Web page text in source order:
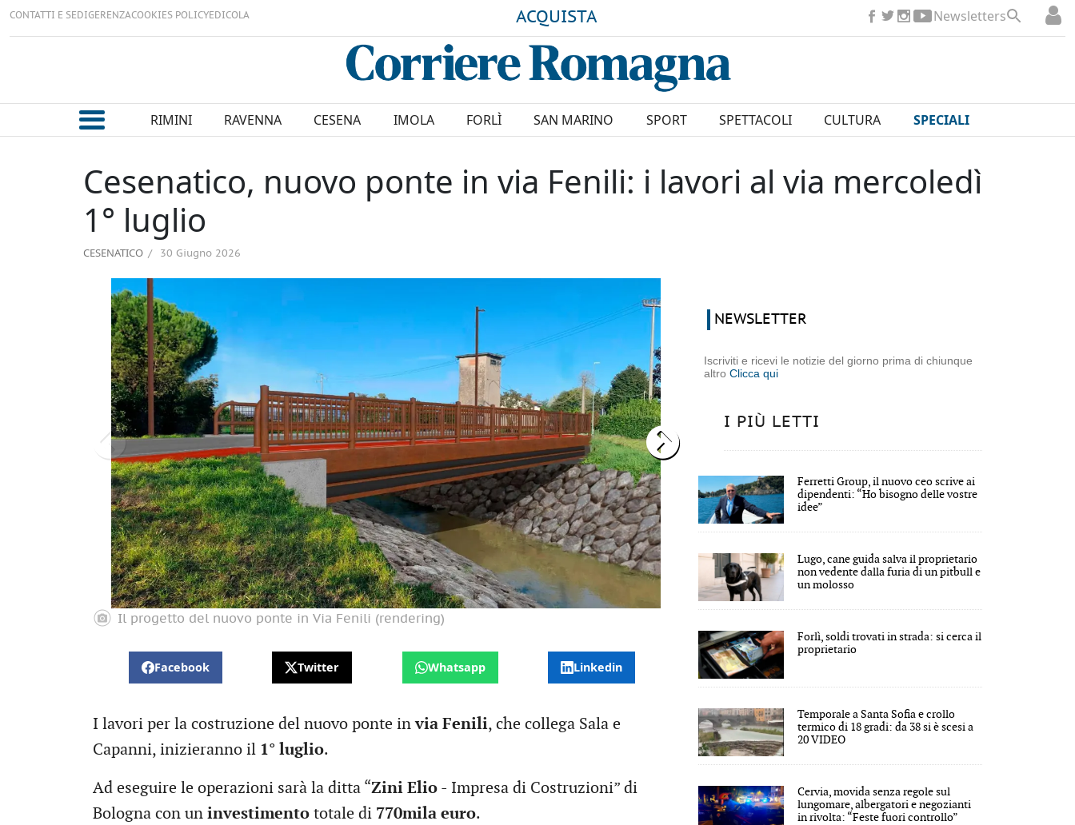
CONTATTI E SEDIGERENZACOOKIES POLICYEDICOLA ACQUISTA Newsletters
RIMINI RAVENNA CESENA IMOLA FORLÌ SAN MARINO SPORT SPETTACOLI CULTURA SPECIALI
Cesenatico, nuovo ponte in via Fenili: i lavori al via mercoledì
1° luglio
CESENATICO 30 Giugno 2026
Il progetto del nuovo ponte in Via Fenili (rendering)
Facebook Twitter Whatsapp Linkedin
I lavori per la costruzione del nuovo ponte invia Fenili, che collega Sala e
Capanni, inizieranno il 1° luglio.
Ad eseguire le operazioni sarà la ditta “Zini Elio - Impresa di Costruzioni” di
Bologna con un investimento totale di 770mila euro.
NEWSLETTER
Iscriviti e ricevi le notizie del giorno prima di chiunque
altroClicca qui
I PIÙ LETTI
Ferretti Group, il nuovo ceo scrive ai
dipendenti: “Ho bisogno delle vostre
idee”
Lugo, cane guida salva il proprietario
non vedente dalla furia di un pitbull e
un molosso
Forlì, soldi trovati in strada: si cerca il
proprietario
Temporale a Santa Sofia e crollo
termico di 18 gradi: da 38 si è scesi a
20 VIDEO
Cervia, movida senza regole sul
lungomare, albergatori e negozianti
in rivolta: “Feste fuori controllo”